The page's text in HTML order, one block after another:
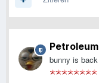
Petroleum
bunny is back